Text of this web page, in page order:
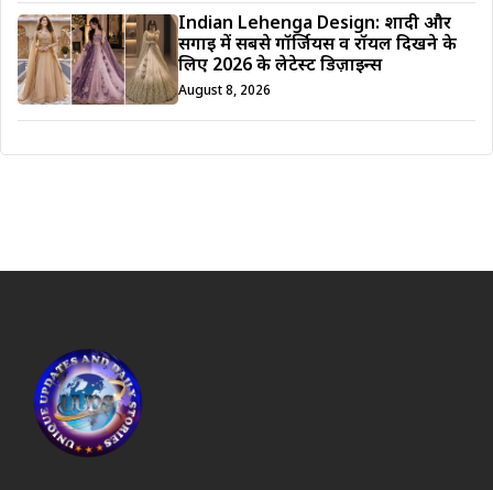
Indian Lehenga Design: शादी और
सगाई में सबसे गॉर्जियस व रॉयल दिखने के
लिए 2026 के लेटेस्ट डिज़ाइन्स
August 8, 2026